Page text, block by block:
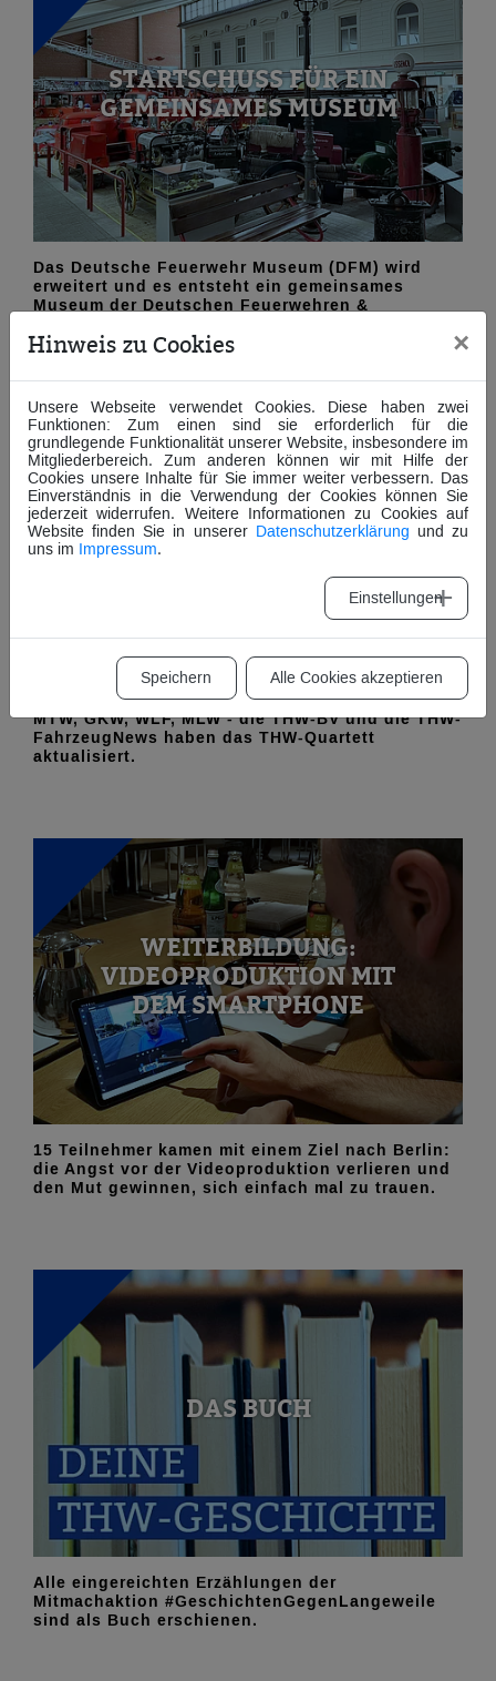
STARTSCHUSS FÜR EIN
GEMEINSAMES MUSEUM
Das Deutsche Feuerwehr Museum (DFM) wird
erweitert und es entsteht ein gemeinsames
Museum der Deutschen Feuerwehren &
MTW, GKW, WLF, MLW -
THW-SPIELZEIT
MTW, GKW, WLF, MLW - die THW-BV und die THW-
FahrzeugNews haben das THW-Quartett
aktualisiert.
WEITERBILDUNG:
VIDEOPRODUKTION MIT
DEM SMARTPHONE
15 Teilnehmer kamen mit einem Ziel nach Berlin:
die Angst vor der Videoproduktion verlieren und
den Mut gewinnen, sich einfach mal zu trauen.
DAS BUCH
Alle eingereichten Erzählungen der
Mitmachaktion #GeschichtenGegenLangeweile
sind als Buch erschienen.
Hinweis zu Cookies ×
Unsere Webseite verwendet Cookies. Diese haben zwei
Funktionen: Zum einen sind sie erforderlich für die
grundlegende Funktionalität unserer Website, insbesondere im
Mitgliederbereich. Zum anderen können wir mit Hilfe der
Cookies unsere Inhalte für Sie immer weiter verbessern. Das
Einverständnis in die Verwendung der Cookies können Sie
jederzeit widerrufen. Weitere Informationen zu Cookies auf
Website finden Sie in unserer Datenschutzerklärung und zu
uns im Impressum.
Einstellungen
Speichern Alle Cookies akzeptieren